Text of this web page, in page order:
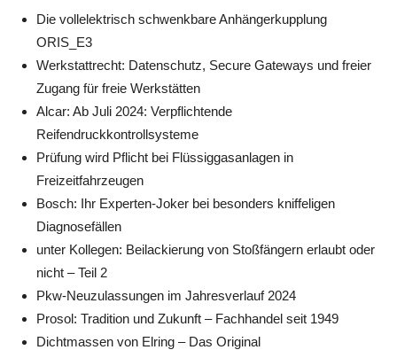
Die vollelektrisch schwenkbare Anhängerkupplung
ORIS_E3
Werkstattrecht: Datenschutz, Secure Gateways und freier
Zugang für freie Werkstätten
Alcar: Ab Juli 2024: Verpflichtende
Reifendruckkontrollsysteme
Prüfung wird Pflicht bei Flüssiggasanlagen in
Freizeitfahrzeugen
Bosch: Ihr Experten-Joker bei besonders kniffeligen
Diagnosefällen
unter Kollegen: Beilackierung von Stoßfängern erlaubt oder
nicht – Teil 2
Pkw-Neuzulassungen im Jahresverlauf 2024
Prosol: Tradition und Zukunft – Fachhandel seit 1949
Dichtmassen von Elring – Das Original